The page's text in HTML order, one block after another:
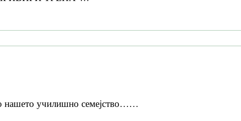
нашето училишно семејство……